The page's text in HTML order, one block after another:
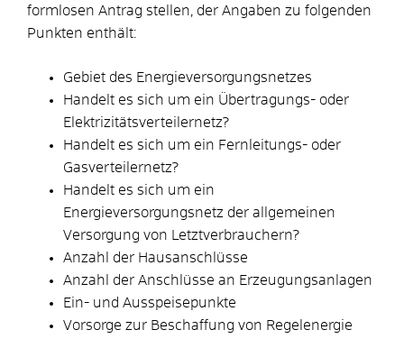
formlosen Antrag stellen, der Angaben zu folgenden
Punkten enthält:
Gebiet des Energieversorgungsnetzes
Handelt es sich um ein Übertragungs- oder
Elektrizitätsverteilernetz?
Handelt es sich um ein Fernleitungs- oder
Gasverteilernetz?
Handelt es sich um ein
Energieversorgungsnetz der allgemeinen
Versorgung von Letztverbrauchern?
Anzahl der Hausanschlüsse
Anzahl der Anschlüsse an Erzeugungsanlagen
Ein- und Ausspeisepunkte
Vorsorge zur Beschaffung von Regelenergie